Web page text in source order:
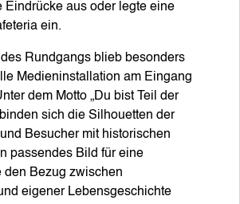
Eindrücke aus oder legte eine
ein.
Rundgangs blieb besonders
Medieninstallation am Eingang
dem Motto „Du bist Teil der
sich die Silhouetten der
Besucher mit historischen
passendes Bild für eine
den Bezug zwischen
eigener Lebensgeschichte